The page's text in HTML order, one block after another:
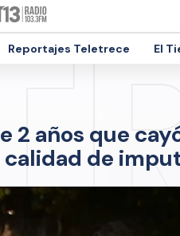
Reportajes Teletrece El
2 años que
calidad de